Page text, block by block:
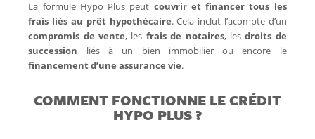
La formule Hypo Plus peut couvrir et financer tous les
frais liés au prêt hypothécaire. Cela inclut l’acompte d’un
compromis de vente, les frais de notaires, lesdroits de
succession liés à un bien immobilier ou encore le
financement d’une assurance vie.
COMMENT FONCTIONNE LE CRÉDIT
HYPO PLUS ?